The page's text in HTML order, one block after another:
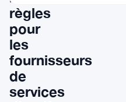
règles
pour
les
fournisseurs
de
services